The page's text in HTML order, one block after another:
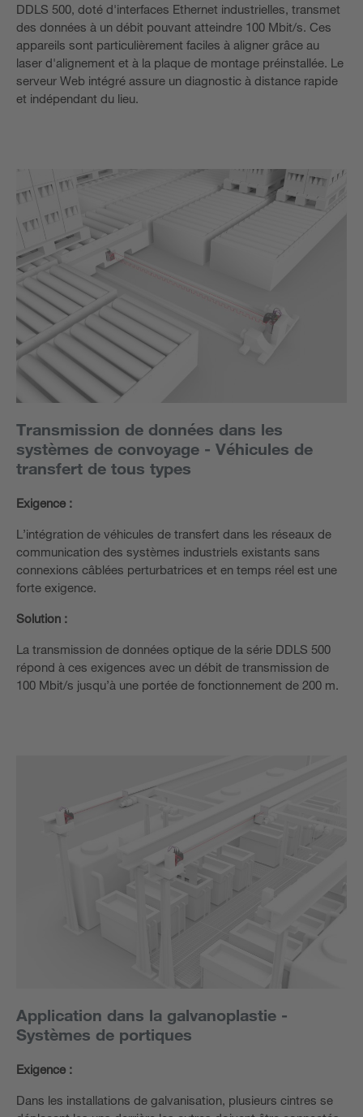
DDLS 500, doté d'interfaces Ethernet industrielles, transmet
des données à un débit pouvant atteindre 100 Mbit/s. Ces
appareils sont particulièrement faciles à aligner grâce au
laser d'alignement et à la plaque de montage préinstallée. Le
serveur Web intégré assure un diagnostic à distance rapide
et indépendant du lieu.
Transmission de données dans les
systèmes de convoyage - Véhicules de
transfert de tous types
Exigence :
L’intégration de véhicules de transfert dans les réseaux de
communication des systèmes industriels existants sans
connexions câblées perturbatrices et en temps réel est une
forte exigence.
Solution :
La transmission de données optique de la série DDLS 500
répond à ces exigences avec un débit de transmission de
100 Mbit/s jusqu’à une portée de fonctionnement de 200 m.
Application dans la galvanoplastie -
Systèmes de portiques
Exigence :
Dans les installations de galvanisation, plusieurs cintres se